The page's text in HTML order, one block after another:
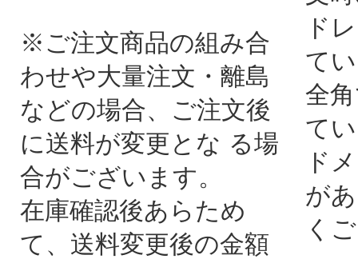
※ご注文商品の組み合
わせや大量注文・離島
などの場合、ご注文後
に送料が変更とな る場
合がございます。
在庫確認後あらため
て、送料変更後の金額
ド
て
全
て
ド
が
く